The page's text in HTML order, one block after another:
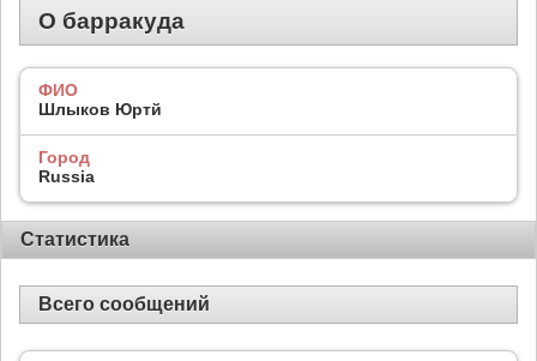
О барракуда
ФИО
Шлыков Юртй
Город
Russia
Статистика
Всего сообщений